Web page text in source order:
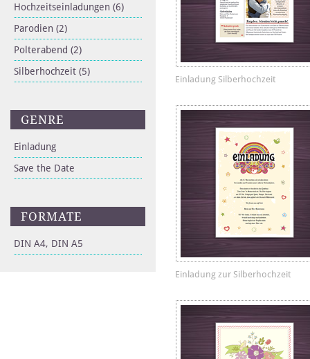
Hochzeitseinladungen (6)
Parodien (2)
Polterabend (2)
Silberhochzeit (5)
GENRE
Einladung
Save the Date
FORMATE
DIN A4, DIN A5
Einladung Silberhochzeit
Einladung zur Silberhochzeit